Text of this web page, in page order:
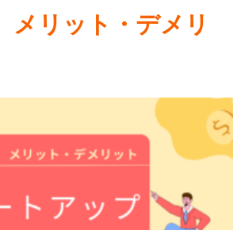
メリット・デメリ